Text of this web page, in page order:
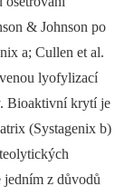
& Johnson po
a; Cullen et al.
lyofylizací
Bioaktivní krytí je
(Systagenix b)
jedním z důvodů